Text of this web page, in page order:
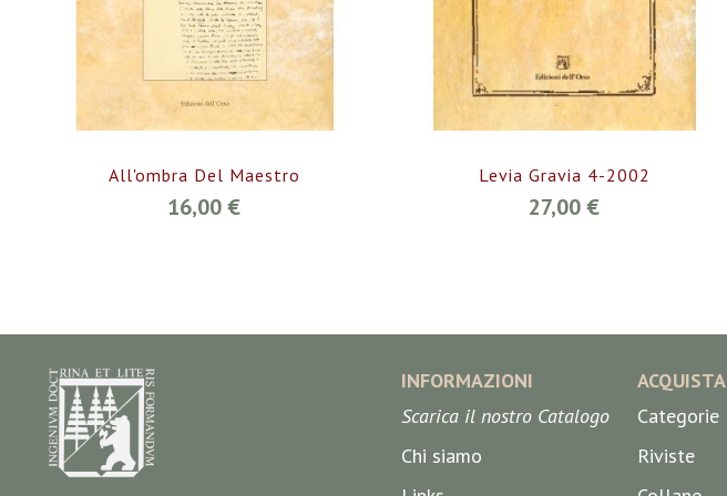
All'ombra Del Maestro
16,00 €
Levia Gravia 4-2002
27,00 €
INFORMAZIONI
Scarica il nostro Catalogo
Chi siamo
ACQUISTA
Categorie
Riviste